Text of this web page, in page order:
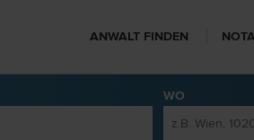
ANWALT FINDEN
WO